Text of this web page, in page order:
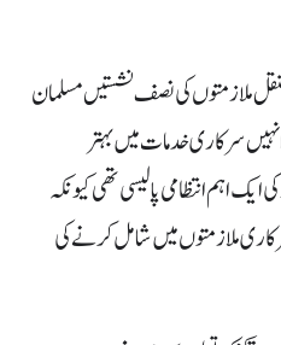
ملازمتوں کی نصف نشستیں مسلمان
سرکاری خدمات میں بہتر
اہم انتظامی پالیسی تھی کیونکہ
ملازمتوں میں شامل کرنے کی